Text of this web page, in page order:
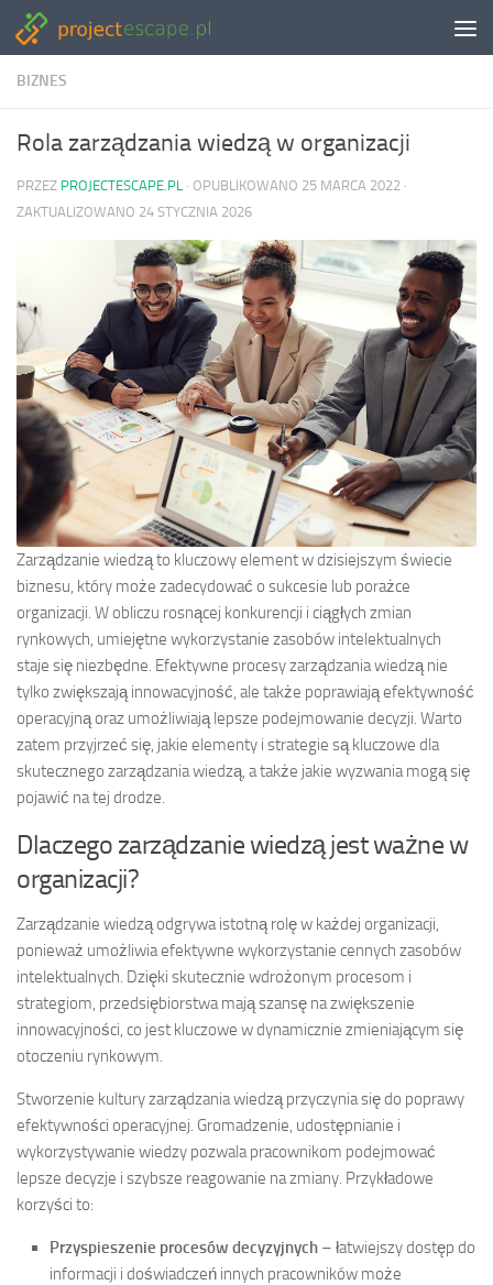
Skip to content
BIZNES
Rola zarządzania wiedzą w organizacji
PRZEZ PROJECTESCAPE.PL · OPUBLIKOWANO 25 MARCA 2022 ·
ZAKTUALIZOWANO 24 STYCZNIA 2026
Zarządzanie wiedzą to kluczowy element w dzisiejszym świecie
biznesu, który może zadecydować o sukcesie lub porażce
organizacji. W obliczu rosnącej konkurencji i ciągłych zmian
rynkowych, umiejętne wykorzystanie zasobów intelektualnych
staje się niezbędne. Efektywne procesy zarządzania wiedzą nie
tylko zwiększają innowacyjność, ale także poprawiają efektywność
operacyjną oraz umożliwiają lepsze podejmowanie decyzji. Warto
zatem przyjrzeć się, jakie elementy i strategie są kluczowe dla
skutecznego zarządzania wiedzą, a także jakie wyzwania mogą się
pojawić na tej drodze.
Dlaczego zarządzanie wiedzą jest ważne w
organizacji?
Zarządzanie wiedzą odgrywa istotną rolę w każdej organizacji,
ponieważ umożliwia efektywne wykorzystanie cennych zasobów
intelektualnych. Dzięki skutecznie wdrożonym procesom i
strategiom, przedsiębiorstwa mają szansę na zwiększenie
innowacyjności, co jest kluczowe w dynamicznie zmieniającym się
otoczeniu rynkowym.
Stworzenie kultury zarządzania wiedzą przyczynia się do poprawy
efektywności operacyjnej. Gromadzenie, udostępnianie i
wykorzystywanie wiedzy pozwala pracownikom podejmować
lepsze decyzje i szybsze reagowanie na zmiany. Przykładowe
korzyści to:
Przyspieszenie procesów decyzyjnych – łatwiejszy dostęp do
informacji i doświadczeń innych pracowników może